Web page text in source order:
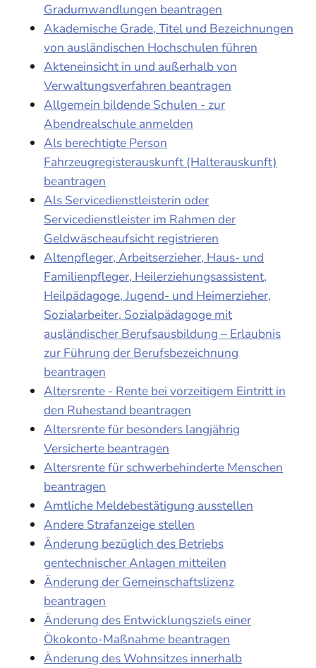
Gradumwandlungen beantragen
Akademische Grade, Titel und Bezeichnungen
von ausländischen Hochschulen führen
Akteneinsicht in und außerhalb von
Verwaltungsverfahren beantragen
Allgemein bildende Schulen - zur
Abendrealschule anmelden
Als berechtigte Person
Fahrzeugregisterauskunft (Halterauskunft)
beantragen
Als Servicedienstleisterin oder
Servicedienstleister im Rahmen der
Geldwäscheaufsicht registrieren
Altenpfleger, Arbeitserzieher, Haus- und
Familienpfleger, Heilerziehungsassistent,
Heilpädagoge, Jugend- und Heimerzieher,
Sozialarbeiter, Sozialpädagoge mit
ausländischer Berufsausbildung – Erlaubnis
zur Führung der Berufsbezeichnung
beantragen
Altersrente - Rente bei vorzeitigem Eintritt in
den Ruhestand beantragen
Altersrente für besonders langjährig
Versicherte beantragen
Altersrente für schwerbehinderte Menschen
beantragen
Amtliche Meldebestätigung ausstellen
Andere Strafanzeige stellen
Änderung bezüglich des Betriebs
gentechnischer Anlagen mitteilen
Änderung der Gemeinschaftslizenz
beantragen
Änderung des Entwicklungsziels einer
Ökokonto-Maßnahme beantragen
Änderung des Wohnsitzes innerhalb